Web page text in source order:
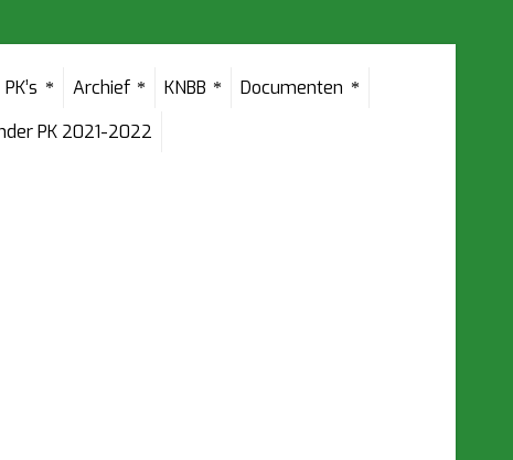
PK’s Archief KNBB
Documenten
PK 2021-2022